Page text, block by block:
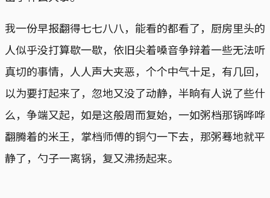
我一份早报翻得七七八八，能看的都看了，厨房里头的
人似乎没打算歇一歇，依旧尖着嗓音争辩着一些无法听
真切的事情，人人声大夹恶，个个中气十足，有几回，
以为要打起来了，忽地又没了动静，半晌有人说了些什
么，争端又起，如是这般周而复始，一如粥档那锅哗哗
翻腾着的米王，掌档师傅的铜勺一下去，那粥蓦地就平
静了，勺子一离锅，复又沸扬起来。